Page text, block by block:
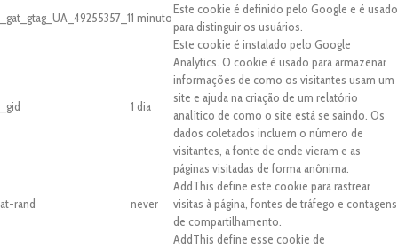
_gat_gtag_UA_49255357_11 minuto
Este cookie é definido pelo Google e é usado
para distinguir os usuários.
_gid 1 dia
Este cookie é instalado pelo Google
Analytics. O cookie é usado para armazenar
informações de como os visitantes usam um
site e ajuda na criação de um relatório
analítico de como o site está se saindo. Os
dados coletados incluem o número de
visitantes, a fonte de onde vieram e as
páginas visitadas de forma anônima.
at-rand never
AddThis define este cookie para rastrear
visitas à página, fontes de tráfego e contagens
de compartilhamento.
AddThis define esse cookie de